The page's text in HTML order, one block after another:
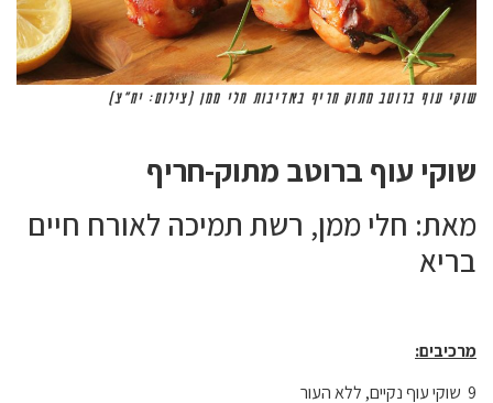
שוקי עוף ברוטב מתוק חריף באדיבות חלי ממן (צילום: יח"צ)
שוקי עוף ברוטב מתוק-חריף
מאת: חלי ממן, רשת תמיכה לאורח חיים
בריא
מרכיבים:
9 שוקי עוף נקיים, ללא העור